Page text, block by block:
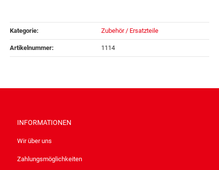
Kategorie: Zubehör / Ersatzteile
Artikelnummer: 1114
INFORMATIONEN
Wir über uns
Zahlungsmöglichkeiten